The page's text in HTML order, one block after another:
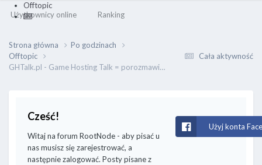
Użytkownicy online Ranking
Offtopic
Cała aktywność
Strona główna
Po godzinach
Offtopic
GHTalk.pl - Game Hosting Talk = porozmawiajmy :)
Cześć!
Witaj na forum RootNode - aby pisać u
nas musisz się zarejestrować, a
następnie zalogować. Posty pisane z
Użyj konta